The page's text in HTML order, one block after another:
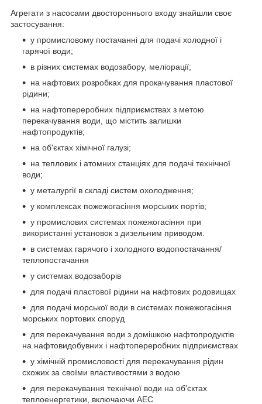
Агрегати з насосами двостороннього входу знайшли своє
застосування:
у промисловому постачанні для подачі холодної і
гарячої води;
в різних системах водозабору, меліорації;
на нафтових розробках для прокачування пластової
рідини;
на нафтопереробних підприємствах з метою
перекачування води, що містить залишки
нафтопродуктів;
на об'єктах хімічної галузі;
на теплових і атомних станціях для подачі технічної
води;
у металургії в складі систем охолодження;
у комплексах пожежогасіння морських портів;
у промислових системах пожежогасіння при
використанні установок з дизельним приводом.
в системах гарячого і холодного водопостачання/
теплопостачання
у системах водозаборів
для подачі пластової рідини на нафтових родовищах
для подачі морської води в системах пожежогасіння
морських портових споруд
для перекачування води з домішкою нафтопродуктів
на нафтовидобувних і нафтопереробних підприємствах
у хімічній промисловості для перекачування рідин
схожих за своїми властивостями з водою
для перекачування технічної води на об'єктах
теплоенергетики, включаючи АЕС